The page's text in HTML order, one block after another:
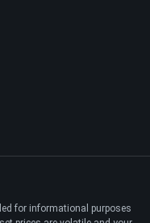
for informational purposes